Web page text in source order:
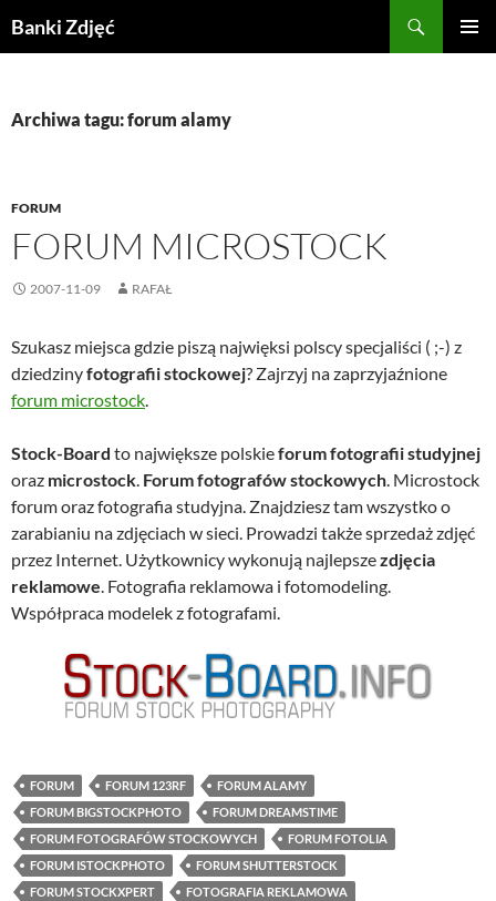
doBanki Zdjęć
Archiwa tagu: forum alamy
FORUM
FORUM MICROSTOCK
2007-11-09 RAFAŁ
Szukasz miejsca gdzie piszą najwięksi polscy specjaliści ( ;-) z
dziedzinyfotografii stockowej? Zajrzyj na zaprzyjaźnione
forum microstock.
Stock-Board to największe polskieforum fotografii studyjnej
oraz microstock. Forum fotografów stockowych. Microstock
forum oraz fotografia studyjna. Znajdziesz tam wszystko o
zarabianiu na zdjęciach w sieci. Prowadzi także sprzedaż zdjęć
przez Internet. Użytkownicy wykonują najlepszezdjęcia
reklamowe. Fotografia reklamowa i fotomodeling.
Współpraca modelek z fotografami.
FORUM FORUM 123RF
FORUM ALAMY
FORUM BIGSTOCKPHOTO
FORUM DREAMSTIME
FORUM FOTOGRAFÓW STOCKOWYCH
FORUM FOTOLIA
FORUM ISTOCKPHOTO
FORUM SHUTTERSTOCK
FORUM STOCKXPERT
FOTOGRAFIA REKLAMOWA